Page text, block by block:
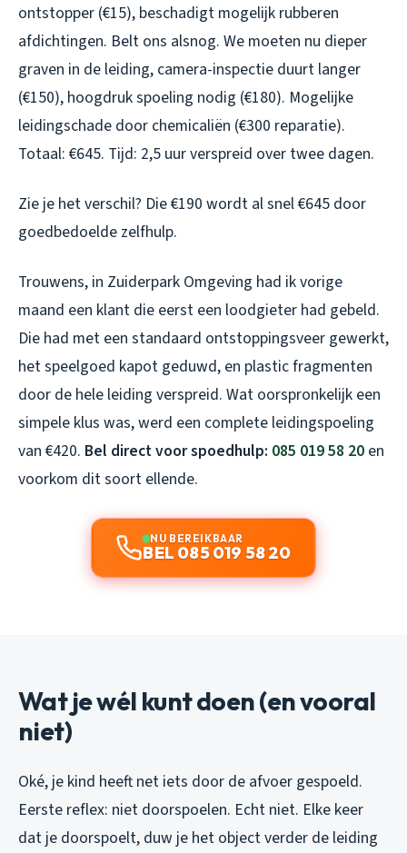
ontstopper (€15), beschadigt mogelijk rubberen
afdichtingen. Belt ons alsnog. We moeten nu dieper
graven in de leiding, camera-inspectie duurt langer
(€150), hoogdruk spoeling nodig (€180). Mogelijke
leidingschade door chemicaliën (€300 reparatie).
Totaal: €645. Tijd: 2,5 uur verspreid over twee dagen.
Zie je het verschil? Die €190 wordt al snel €645 door
goedbedoelde zelfhulp.
Trouwens, in Zuiderpark Omgeving had ik vorige
maand een klant die eerst een loodgieter had gebeld.
Die had met een standaard ontstoppingsveer gewerkt,
het speelgoed kapot geduwd, en plastic fragmenten
door de hele leiding verspreid. Wat oorspronkelijk een
simpele klus was, werd een complete leidingspoeling
van €420. Bel direct voor spoedhulp: 085 019 58 20 en
voorkom dit soort ellende.
NU BEREIKBAAR
BEL 085 019 58 20
Wat je wél kunt doen (en vooral
niet)
Oké, je kind heeft net iets door de afvoer gespoeld.
Eerste reflex: niet doorspoelen. Echt niet. Elke keer
dat je doorspoelt, duw je het object verder de leiding